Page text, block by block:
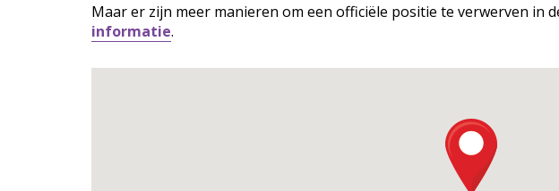
Maar er zijn meer manieren om een officiële positie te verwerven in
informatie.